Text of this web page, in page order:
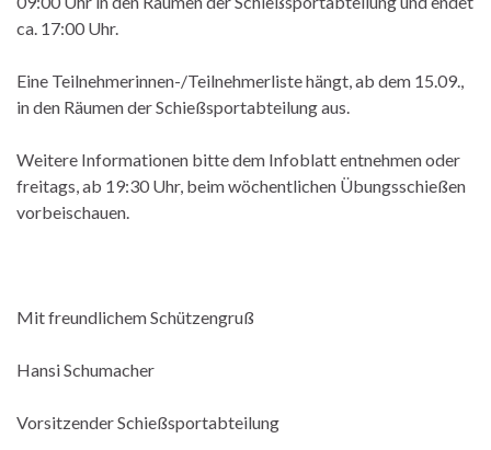
ca. 17:00 Uhr.
Eine Teilnehmerinnen-/Teilnehmerliste hängt, ab dem 15.09.,
in den Räumen der Schießsportabteilung aus.
Weitere Informationen bitte dem Infoblatt entnehmen oder
freitags, ab 19:30 Uhr, beim wöchentlichen Übungsschießen
vorbeischauen.
Mit freundlichem Schützengruß
Hansi Schumacher
Vorsitzender Schießsportabteilung